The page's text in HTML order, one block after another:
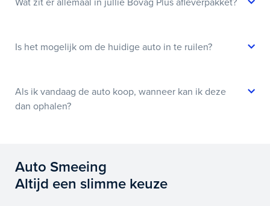
Is het mogelijk om de huidige auto in te ruilen?
Als ik vandaag de auto koop, wanneer kan ik deze
dan ophalen?
Auto Smeeing
Altijd een slimme keuze